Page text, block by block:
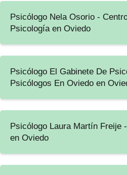
Psicólogo Nela Osorio -
Psicología en Oviedo
Psicólogo El Gabinete De
Psicólogos En Oviedo en
Psicólogo Laura Martín Freije
en Oviedo